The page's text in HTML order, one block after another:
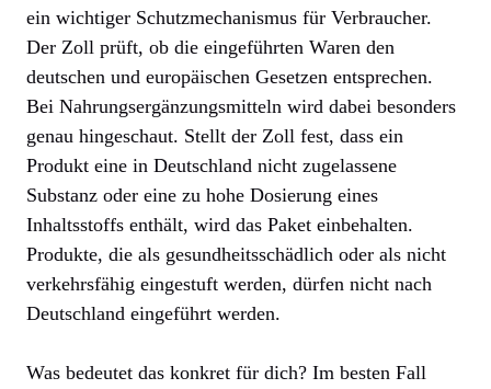
ein wichtiger Schutzmechanismus für Verbraucher.
Der Zoll prüft, ob die eingeführten Waren den
deutschen und europäischen Gesetzen entsprechen.
Bei Nahrungsergänzungsmitteln wird dabei besonders
genau hingeschaut. Stellt der Zoll fest, dass ein
Produkt eine in Deutschland nicht zugelassene
Substanz oder eine zu hohe Dosierung eines
Inhaltsstoffs enthält, wird das Paket einbehalten.
Produkte, die als gesundheitsschädlich oder als nicht
verkehrsfähig eingestuft werden, dürfen nicht nach
Deutschland eingeführt werden.
Was bedeutet das konkret für dich? Im besten Fall